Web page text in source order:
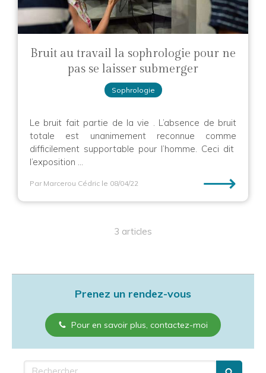
Bruit au travail la sophrologie pour ne
pas se laisser submerger
Sophrologie
Le bruit fait partie de la vie . L’absence de bruit
totale est unanimement reconnue comme
difficilement supportable pour l’homme. Ceci dit
l’exposition ...
Par Marcerou Cédric le 08/04/22 ⟶
3 articles
Prenez un rendez-vous
Pour en savoir plus, contactez-moi
Rechercher